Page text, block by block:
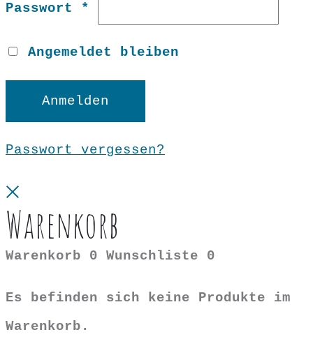
Passwort *
Angemeldet bleiben
Anmelden
Passwort vergessen?
Warenkorb
Warenkorb 0 Wunschliste 0
Es befinden sich keine Produkte im
Warenkorb.